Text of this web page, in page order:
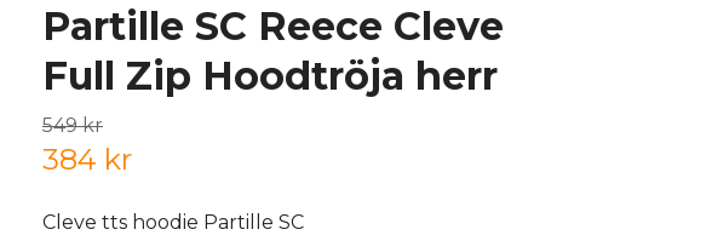
Partille SC Reece Cleve
Full Zip Hoodtröja herr
549 kr
384 kr
Cleve tts hoodie Partille SC